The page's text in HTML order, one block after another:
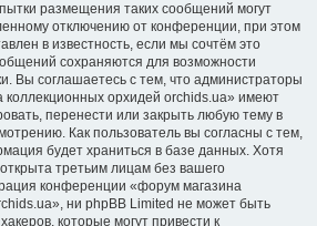
размещения таких сообщений могут
отключению от конференции, при этом
в известность, если мы сочтём это
сохраняются для возможности
Вы соглашаетесь с тем, что администраторы
орхидей orchids.ua» имеют
перенести или закрыть любую тему в
Как пользователь вы согласны с тем,
будет храниться в базе данных. Хотя
третьим лицам без вашего
конференции «форум магазина
ни phpBB Limited не может быть
которые могут привести к